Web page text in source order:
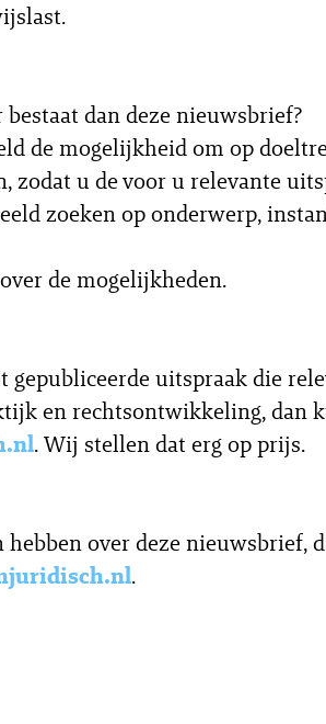
dan deze nieuwsbrief?
de mogelijkheid om op
zodat u de voor u relevante
zoeken op onderwerp,
de mogelijkheden.
gepubliceerde uitspraak die
en rechtsontwikkeling, dan
. Wij stellen dat erg op prijs.
over deze nieuwsbrief,
.